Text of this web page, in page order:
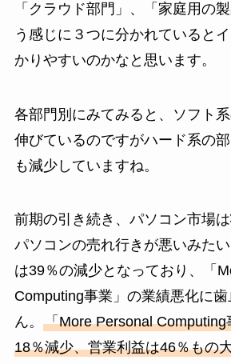
「クラウド部門」、「家庭用の
う感じに３つに分かれていると
かりやすいのかなと思います。
各部門別にみてみると、ソフト
伸びているのですがハード系の
も減少していますね。
前期の引き続き、パソコン市場
パソコンの売れ行きが悪いみた
は39％の減少となっており、「
Computing事業」の業績悪化に
ん。 「More Personal
18％減少、営業利益は46％もの